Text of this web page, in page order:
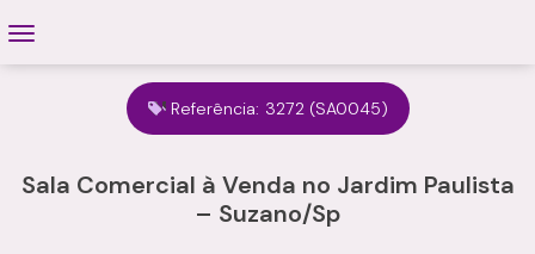
Referência: 3272 (SA0045)
Sala Comercial à Venda no Jardim Paulista
– Suzano/Sp